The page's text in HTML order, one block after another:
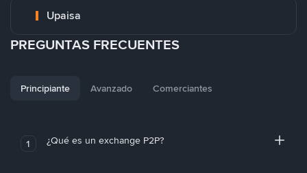
Upaisa
PREGUNTAS FRECUENTES
Principiante Avanzado Comerciantes
1 ¿Qué es un exchange P2P?